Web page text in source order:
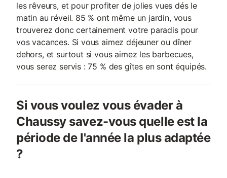
les rêveurs, et pour profiter de jolies vues dés le
matin au réveil. 85 % ont même un jardin, vous
trouverez donc certainement votre paradis pour
vos vacances. Si vous aimez déjeuner ou dîner
dehors, et surtout si vous aimez les barbecues,
vous serez servis : 75 % des gîtes en sont équipés.
Si vous voulez vous évader à
Chaussy savez-vous quelle est la
période de l'année la plus adaptée
?